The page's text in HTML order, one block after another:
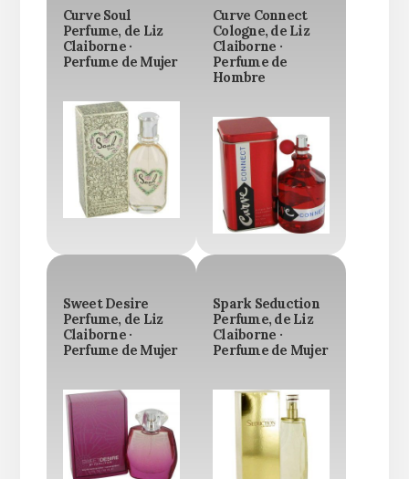
Curve Soul
Perfume, de Liz
Claiborne ·
Perfume de Mujer
Curve Connect
Cologne, de Liz
Claiborne ·
Perfume de
Hombre
Sweet Desire
Perfume, de Liz
Claiborne ·
Perfume de Mujer
Spark Seduction
Perfume, de Liz
Claiborne ·
Perfume de Mujer